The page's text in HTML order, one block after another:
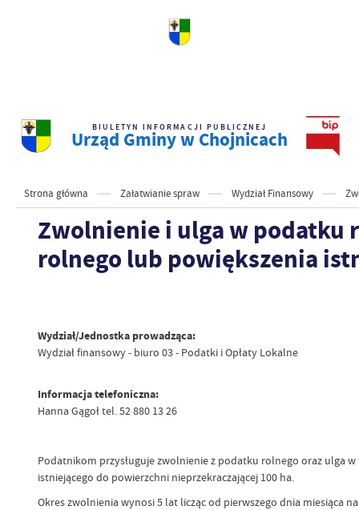
BIULETYN INFORMACJI PUBLICZNEJ
Urząd Gminy w Chojnicach
Strona główna Załatwianie spraw Wydział Finansowy
Zwolnienie i ulga w podatku
rolnego lub powiększenia
Wydział/Jednostka prowadząca:
Wydział finansowy - biuro 03 - Podatki i Opłaty Lokalne
Informacja telefoniczna:
Hanna Gągoł tel. 52 880 13 26
Podatnikom przysługuje zwolnienie z podatku rolnego oraz ulga
istniejącego do powierzchni nieprzekraczającej 100 ha.
Okres zwolnienia wynosi 5 lat licząc od pierwszego dnia